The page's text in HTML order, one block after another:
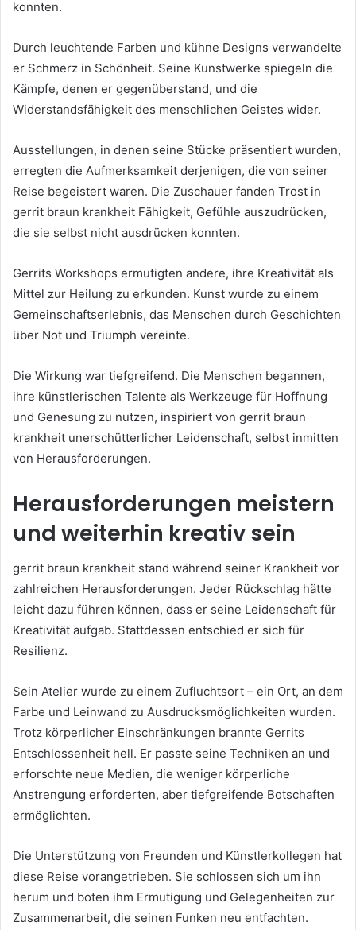
konnten.
Durch leuchtende Farben und kühne Designs verwandelte
er Schmerz in Schönheit. Seine Kunstwerke spiegeln die
Kämpfe, denen er gegenüberstand, und die
Widerstandsfähigkeit des menschlichen Geistes wider.
Ausstellungen, in denen seine Stücke präsentiert wurden,
erregten die Aufmerksamkeit derjenigen, die von seiner
Reise begeistert waren. Die Zuschauer fanden Trost in
gerrit braun krankheit Fähigkeit, Gefühle auszudrücken,
die sie selbst nicht ausdrücken konnten.
Gerrits Workshops ermutigten andere, ihre Kreativität als
Mittel zur Heilung zu erkunden. Kunst wurde zu einem
Gemeinschaftserlebnis, das Menschen durch Geschichten
über Not und Triumph vereinte.
Die Wirkung war tiefgreifend. Die Menschen begannen,
ihre künstlerischen Talente als Werkzeuge für Hoffnung
und Genesung zu nutzen, inspiriert von gerrit braun
krankheit unerschütterlicher Leidenschaft, selbst inmitten
von Herausforderungen.
Herausforderungen meistern
und weiterhin kreativ sein
gerrit braun krankheit stand während seiner Krankheit vor
zahlreichen Herausforderungen. Jeder Rückschlag hätte
leicht dazu führen können, dass er seine Leidenschaft für
Kreativität aufgab. Stattdessen entschied er sich für
Resilienz.
Sein Atelier wurde zu einem Zufluchtsort – ein Ort, an dem
Farbe und Leinwand zu Ausdrucksmöglichkeiten wurden.
Trotz körperlicher Einschränkungen brannte Gerrits
Entschlossenheit hell. Er passte seine Techniken an und
erforschte neue Medien, die weniger körperliche
Anstrengung erforderten, aber tiefgreifende Botschaften
ermöglichten.
Die Unterstützung von Freunden und Künstlerkollegen hat
diese Reise vorangetrieben. Sie schlossen sich um ihn
herum und boten ihm Ermutigung und Gelegenheiten zur
Zusammenarbeit, die seinen Funken neu entfachten.